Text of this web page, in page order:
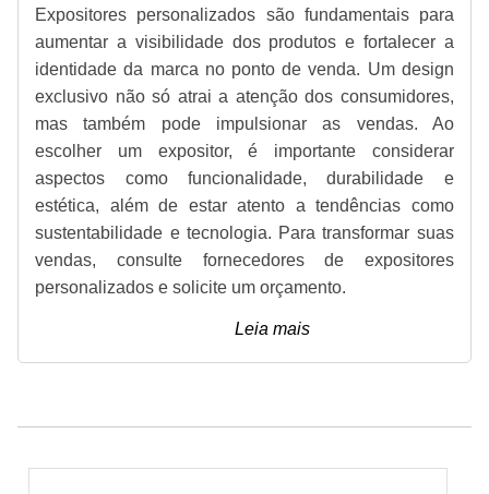
Expositores personalizados são fundamentais para
aumentar a visibilidade dos produtos e fortalecer a
identidade da marca no ponto de venda. Um design
exclusivo não só atrai a atenção dos consumidores,
mas também pode impulsionar as vendas. Ao
escolher um expositor, é importante considerar
aspectos como funcionalidade, durabilidade e
estética, além de estar atento a tendências como
sustentabilidade e tecnologia. Para transformar suas
vendas, consulte fornecedores de expositores
personalizados e solicite um orçamento.